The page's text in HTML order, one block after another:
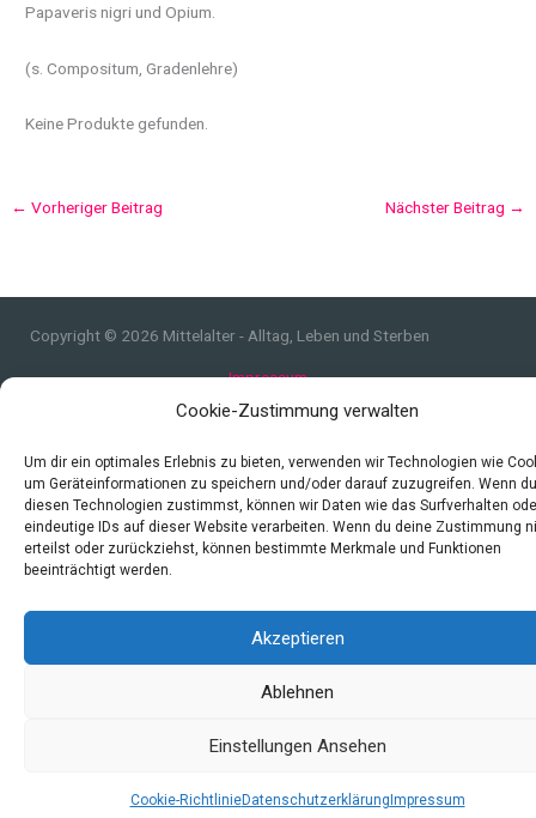
Cookie-Zustimmung verwalten
Um dir ein optimales Erlebnis zu bieten, verwenden wir Technologien wie
um Geräteinformationen zu speichern und/oder darauf zuzugreifen. Wenn du
diesen Technologien zustimmst, können wir Daten wie das Surfverhalten
eindeutige IDs auf dieser Website verarbeiten. Wenn du deine Zustimmung
erteilst oder zurückziehst, können bestimmte Merkmale und Funktionen
beeinträchtigt werden.
Akzeptieren
Ablehnen
Einstellungen Ansehen
Cookie-RichtlinieDatenschutzerklärung Impressum
Papaveris nigri und Opium.
(s. Compositum, Gradenlehre)
Keine Produkte gefunden.
← Vorheriger Beitrag Nächster Beitrag →
Copyright © 2026 Mittelalter - Alltag, Leben und Sterben
Impressum
Datenschutzerklärung und Cookie-Richtlinie
Index